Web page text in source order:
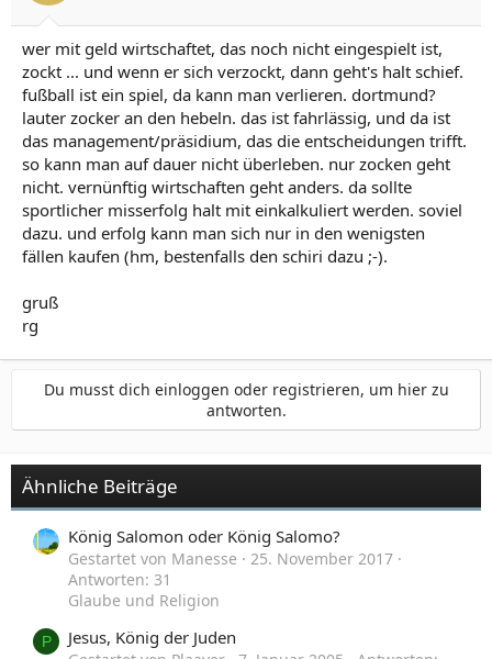
wer mit geld wirtschaftet, das noch nicht eingespielt ist,
zockt ... und wenn er sich verzockt, dann geht's halt schief.
fußball ist ein spiel, da kann man verlieren. dortmund?
lauter zocker an den hebeln. das ist fahrlässig, und da ist
das management/präsidium, das die entscheidungen trifft.
so kann man auf dauer nicht überleben. nur zocken geht
nicht. vernünftig wirtschaften geht anders. da sollte
sportlicher misserfolg halt mit einkalkuliert werden. soviel
dazu. und erfolg kann man sich nur in den wenigsten
fällen kaufen (hm, bestenfalls den schiri dazu ;-).
gruß
rg
Du musst dich einloggen oder registrieren, um hier zu
antworten.
Ähnliche Beiträge
König Salomon oder König Salomo?
Gestartet von Manesse
25. November 2017
Antworten: 31
Glaube und Religion
P Jesus, König der Juden